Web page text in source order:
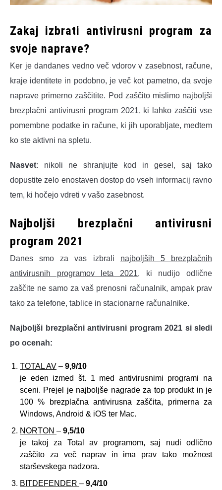
Zakaj izbrati antivirusni program za
svoje naprave?
Ker je dandanes vedno več vdorov v zasebnost, račune,
kraje identitete in podobno, je več kot pametno, da svoje
naprave primerno zaščitite. Pod zaščito mislimo najboljši
brezplačni antivirusni program 2021, ki lahko zaščiti vse
pomembne podatke in račune, ki jih uporabljate, medtem
ko ste aktivni na spletu.
Nasvet: nikoli ne shranjujte kod in gesel, saj tako
dopustite zelo enostaven dostop do vseh informacij ravno
tem, ki hočejo vdreti v vašo zasebnost.
Najboljši brezplačni antivirusni
program 2021
Danes smo za vas izbrali najboljših 5 brezplačnih
antivirusnih programov leta 2021, ki nudijo odlične
zaščite ne samo za vaš prenosni računalnik, ampak prav
tako za telefone, tablice in stacionarne računalnike.
Najboljši brezplačni antivirusni program 2021 si sledi
po ocenah:
TOTAL AV – 9,9/10
je eden izmed št. 1 med antivirusnimi programi na
sceni. Prejel je najboljše nagrade za top produkt in je
100 % brezplačna antivirusna zaščita, primerna za
Windows, Android & iOS ter Mac.
NORTON – 9,5/10
je takoj za Total av programom, saj nudi odlično
zaščito za več naprav in ima prav tako možnost
starševskega nadzora.
BITDEFENDER – 9,4/10